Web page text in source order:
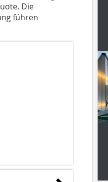
Die
führen